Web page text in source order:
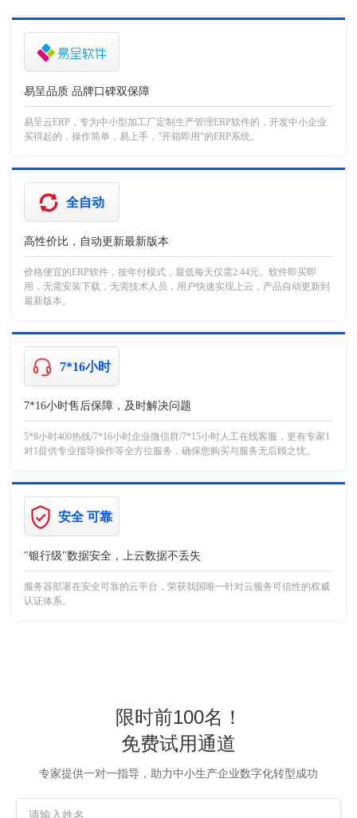
易呈品质 品牌口碑双保障
易呈云ERP，专为中小型加工厂定制生产管理ERP软件的，开发中小企业
买得起的，操作简单，易上手，"开箱即用"的ERP系统。
全自动
高性价比，自动更新最新版本
价格便宜的ERP软件，按年付模式，最低每天仅需2.44元。软件即买即
用，无需安装下载，无需技术人员，用户快速实现上云，产品自动更新到
最新版本。
7*16小时
7*16小时售后保障，及时解决问题
5*8小时400热线/7*16小时企业微信群/7*15小时人工在线客服，更有专家1
对1提供专业指导操作等全方位服务，确保您购买与服务无后顾之忧。
安全 可靠
"银行级"数据安全，上云数据不丢失
服务器部署在安全可靠的云平台，荣获我国唯一针对云服务可信性的权威
认证体系。
限时前100名！
免费试用通道
专家提供一对一指导，助力中小生产企业数字化转型成功